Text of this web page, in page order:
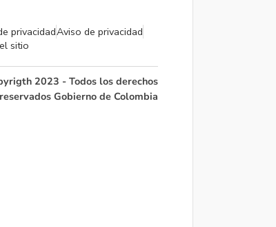
privacidadAviso de privacidad
sitio
2023 - Todos los derechos
reservados Gobierno de Colombia